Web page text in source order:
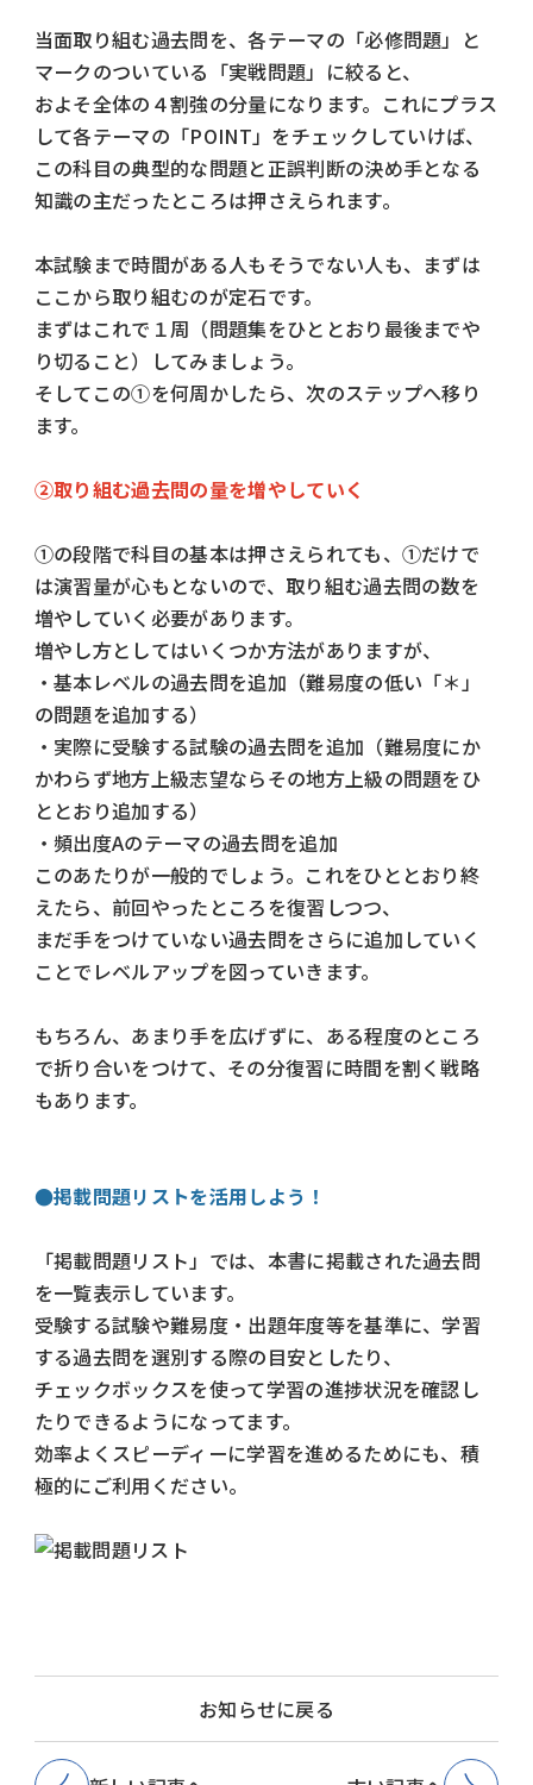
当面取り組む過去問を、各テーマの「必修問題」と
マークのついている「実戦問題」に絞ると、
およそ全体の４割強の分量になります。これにプラス
して各テーマの「POINT」をチェックしていけば、
この科目の典型的な問題と正誤判断の決め手となる
知識の主だったところは押さえられます。
本試験まで時間がある人もそうでない人も、まずは
ここから取り組むのが定石です。
まずはこれで１周（問題集をひととおり最後までや
り切ること）してみましょう。
そしてこの①を何周かしたら、次のステップへ移り
ます。
②取り組む過去問の量を増やしていく
①の段階で科目の基本は押さえられても、①だけで
は演習量が心もとないので、取り組む過去問の数を
増やしていく必要があります。
増やし方としてはいくつか方法がありますが、
・基本レベルの過去問を追加（難易度の低い「＊」
の問題を追加する）
・実際に受験する試験の過去問を追加（難易度にか
かわらず地方上級志望ならその地方上級の問題をひ
ととおり追加する）
・頻出度Aのテーマの過去問を追加
このあたりが一般的でしょう。これをひととおり終
えたら、前回やったところを復習しつつ、
まだ手をつけていない過去問をさらに追加していく
ことでレベルアップを図っていきます。
もちろん、あまり手を広げずに、ある程度のところ
で折り合いをつけて、その分復習に時間を割く戦略
もあります。
●掲載問題リストを活用しよう！
「掲載問題リスト」では、本書に掲載された過去問
を一覧表示しています。
受験する試験や難易度・出題年度等を基準に、学習
する過去問を選別する際の目安としたり、
チェックボックスを使って学習の進捗状況を確認し
たりできるようになってます。
効率よくスピーディーに学習を進めるためにも、積
極的にご利用ください。
お知らせに戻る